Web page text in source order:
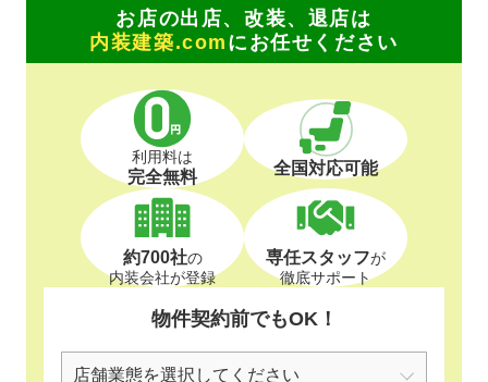
お店の出店、改装、退店は
内装建築.com にお任せください
利用料は
完全無料 全国対応可能
約700社の
内装会社が登録
専任スタッフが
徹底サポート
物件契約前でもOK！